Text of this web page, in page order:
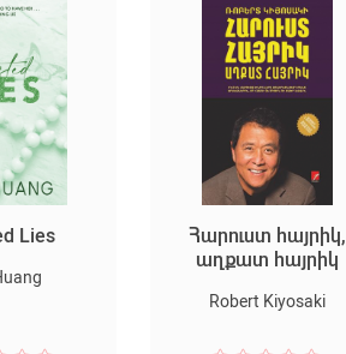
Lies
Հարուստ հայրիկ,
աղքատ հայրիկ
Robert Kiyosaki